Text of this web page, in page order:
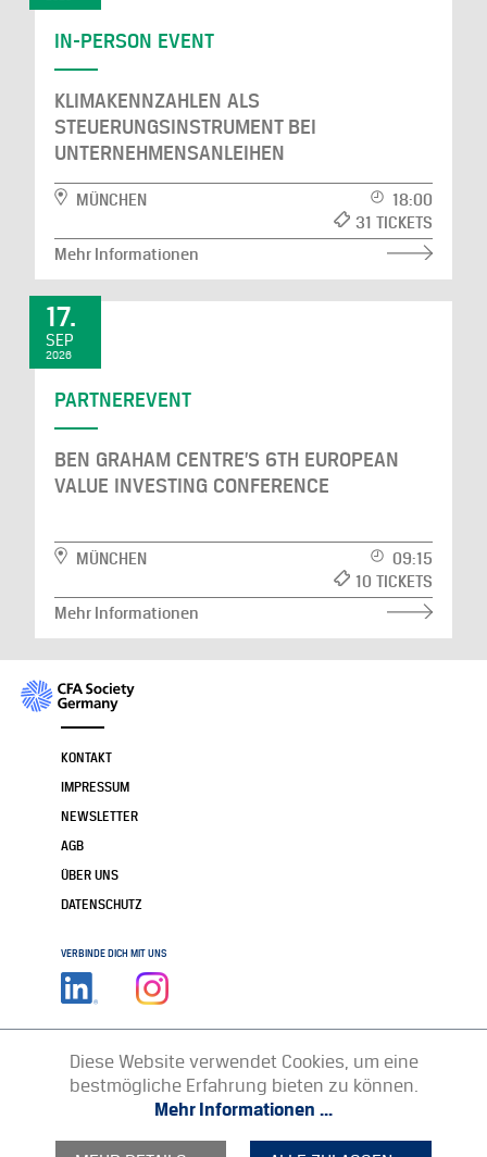
IN-PERSON EVENT
KLIMAKENNZAHLEN ALS
STEUERUNGSINSTRUMENT BEI
UNTERNEHMENSANLEIHEN
MÜNCHEN
18:00
31 TICKETS
Mehr Informationen
PARTNEREVENT
BEN GRAHAM CENTRE’S 6TH EUROPEAN
VALUE INVESTING CONFERENCE
17.
SEP
2026
MÜNCHEN
09:15
10 TICKETS
Mehr Informationen
KONTAKT
IMPRESSUM
NEWSLETTER
AGB
ÜBER UNS
DATENSCHUTZ
VERBINDE DICH MIT UNS
Diese Website verwendet Cookies, um eine
bestmögliche Erfahrung bieten zu können.
Mehr Informationen ...